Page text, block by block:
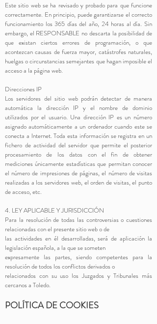
Este sitio web se ha revisado y probado para que funcione
correctamente. En principio, puede garantizarse el correcto
funcionamiento los 365 días del año, 24 horas al día. Sin
embargo, el RESPONSABLE no descarta la posibilidad de
que existan ciertos errores de programación, o que
acontezcan causas de fuerza mayor, catástrofes naturales,
huelgas o circunstancias semejantes que hagan imposible el
acceso a la página web.
Direcciones IP
Los servidores del sitio web podrán detectar de manera
automática la dirección IP y el nombre de dominio
utilizados por el usuario. Una dirección IP es un número
asignado automáticamente a un ordenador cuando este se
conecta a Internet. Toda esta información se registra en un
fichero de actividad del servidor que permite el posterior
procesamiento de los datos con el fin de obtener
mediciones únicamente estadísticas que permitan conocer
el número de impresiones de páginas, el número de visitas
realizadas a los servidores web, el orden de visitas, el punto
de acceso, etc.
4. LEY APLICABLE Y JURISDICCIÓN
Para la resolución de todas las controversias o cuestiones
relacionadas con el presente sitio web o de
las actividades en él desarrolladas, será de aplicación la
legislación española, a la que se someten
expresamente las partes, siendo competentes para la
resolución de todos los conflictos derivados o
relacionados con su uso los Juzgados y Tribunales más
cercanos a Toledo.
POLÍTICA DE COOKIES